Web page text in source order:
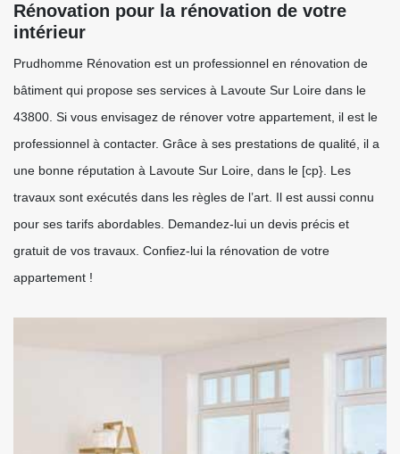
Rénovation pour la rénovation de votre
intérieur
Prudhomme Rénovation est un professionnel en rénovation de
bâtiment qui propose ses services à Lavoute Sur Loire dans le
43800. Si vous envisagez de rénover votre appartement, il est le
professionnel à contacter. Grâce à ses prestations de qualité, il a
une bonne réputation à Lavoute Sur Loire, dans le [cp}. Les
travaux sont exécutés dans les règles de l’art. Il est aussi connu
pour ses tarifs abordables. Demandez-lui un devis précis et
gratuit de vos travaux. Confiez-lui la rénovation de votre
appartement !